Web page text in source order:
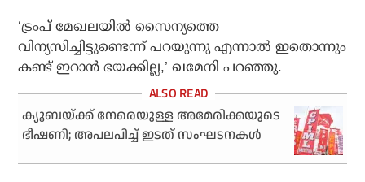
‘ട്രംപ് മേഖലയിൽ സൈന്യത്തെ
വിന്യസിച്ചിട്ടുണ്ടെന്ന് പറയുന്നു എന്നാൽ ഇതൊന്നും
കണ്ട് ഇറാൻ ഭയക്കില്ല,’ ഖമേനി പറഞ്ഞു.
ക്യൂബയ്ക്ക് നേരെയുള്ള അമേരിക്കയുടെ
ഭീഷണി; അപലപിച്ച് ഇടത് സംഘടനകൾ